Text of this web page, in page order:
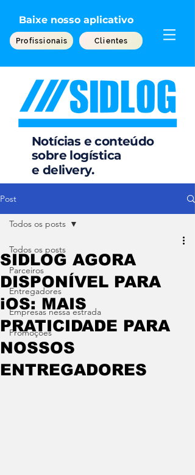
Baixe nosso aplicativo
Profissionais Clientes
Notícias e conteúdo
sobre logística
e delivery.
Post
Todos os posts
Parceiros
Entregadores
Empresas nessa estrada
Promoções
Todos os posts
SIDLOG AGORA
DISPONÍVEL PARA
iOS: MAIS
PRATICIDADE PARA
NOSSOS
ENTREGADORES